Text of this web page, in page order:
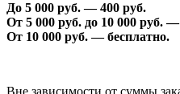
До 5 000 руб. —400 руб.
От 5 000 руб. до 10 000 руб. —
От 10 000 руб. — бесплатно.